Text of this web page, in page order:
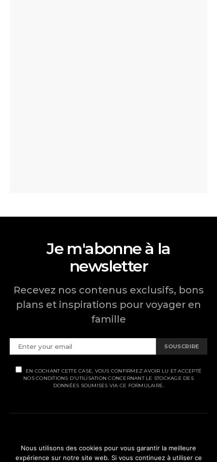
Je m'abonne à la
newsletter
Recevez nos contenus exclusifs, bons
plans et inspirations pour voyager en
famille
SOUSCRIRE
EN COCHANT CETTE CASE, VOUS CONFIRMEZ AVOIR LU ET ACCEPTÉ
NOS CONDITIONS D'UTILISATION CONCERNANT LE STOCKAGE DES
DONNÉES SOUMISES VIA CE FORMULAIRE.
MENTIONS LÉGALES
POLITIQUE DE CONFIDENTIALITÉ
Nous utilisons des cookies pour vous garantir la meilleure
expérience sur notre site web. Si vous continuez à utiliser ce